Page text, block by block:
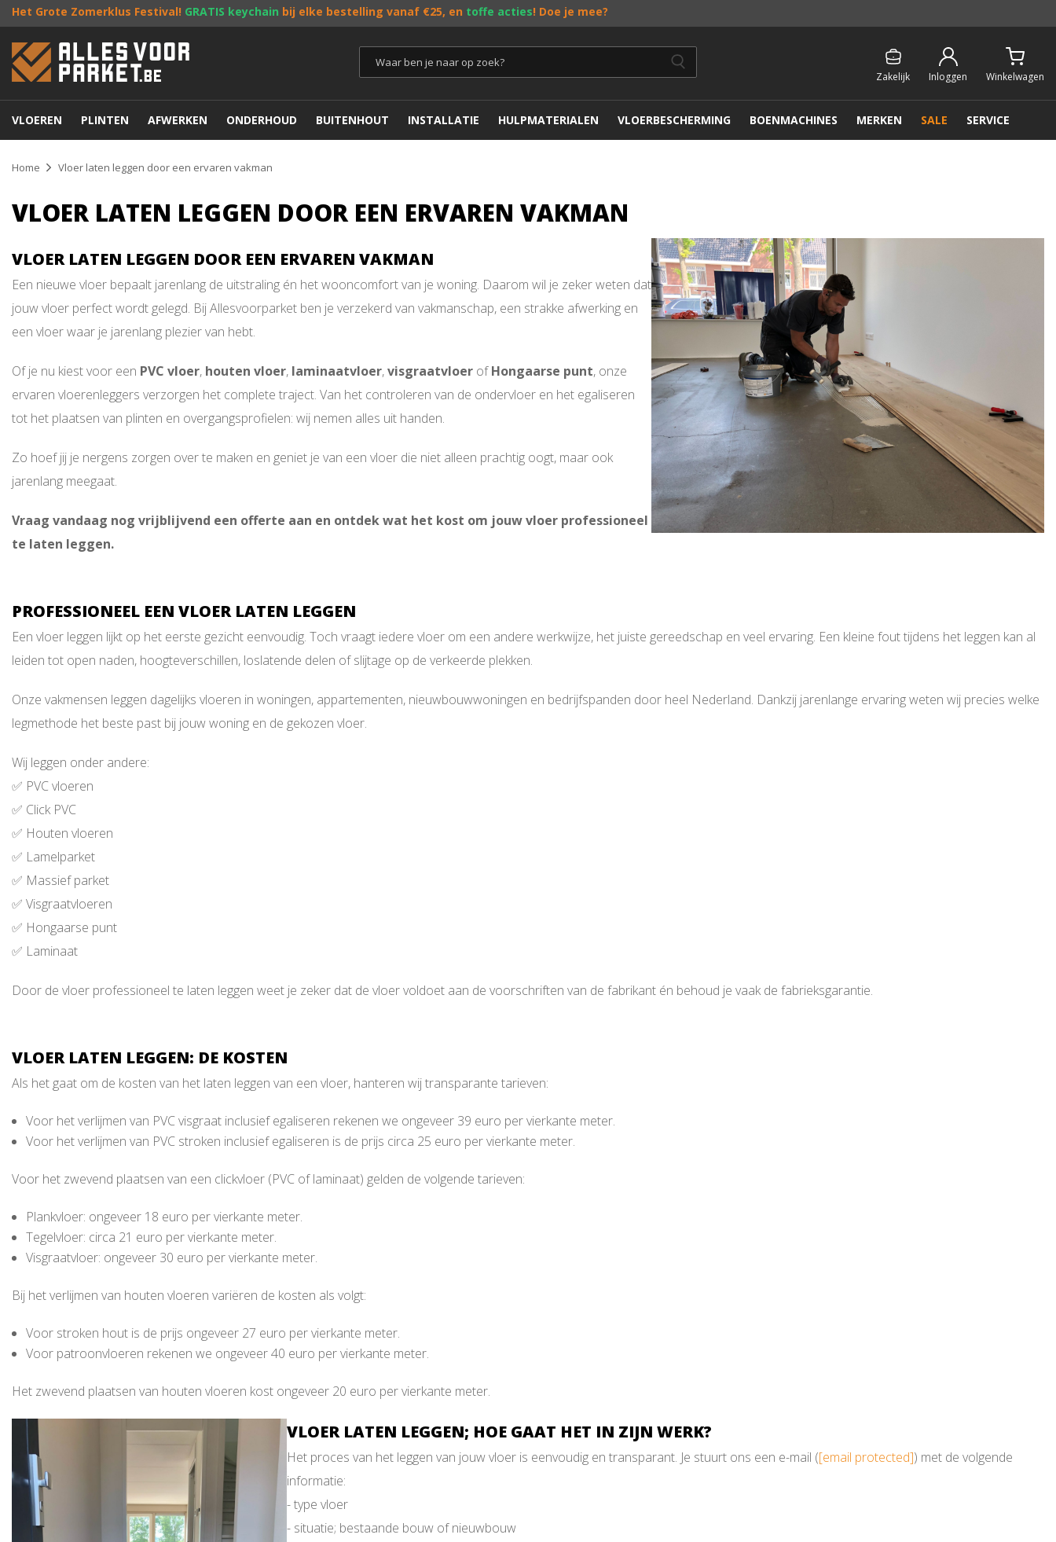
Het Grote Zomerklus Festival! GRATIS keychain bij elke bestelling vanaf €25, en toffe acties! Doe je mee?
Zakelijk Inloggen Winkelwagen
VLOEREN PLINTEN AFWERKEN ONDERHOUD BUITENHOUT INSTALLATIE HULPMATERIALEN VLOERBESCHERMING BOENMACHINES MERKEN SALE SERVICE
Home Vloer laten leggen door een ervaren vakman
VLOER LATEN LEGGEN DOOR EEN ERVAREN VAKMAN
VLOER LATEN LEGGEN DOOR EEN ERVAREN VAKMAN
Een nieuwe vloer bepaalt jarenlang de uitstraling én het wooncomfort van je woning. Daarom wil je zeker weten dat
jouw vloer perfect wordt gelegd. Bij Allesvoorparket ben je verzekerd van vakmanschap, een strakke afwerking en
een vloer waar je jarenlang plezier van hebt.
Of je nu kiest voor een PVC vloer, houten vloer, laminaatvloer,visgraatvloer ofHongaarse punt, onze
ervaren vloerenleggers verzorgen het complete traject. Van het controleren van de ondervloer en het egaliseren
tot het plaatsen van plinten en overgangsprofielen: wij nemen alles uit handen.
Zo hoef jij je nergens zorgen over te maken en geniet je van een vloer die niet alleen prachtig oogt, maar ook
jarenlang meegaat.
Vraag vandaag nog vrijblijvend een offerte aan en ontdek wat het kost om jouw vloer professioneel
te laten leggen.
PROFESSIONEEL EEN VLOER LATEN LEGGEN
Een vloer leggen lijkt op het eerste gezicht eenvoudig. Toch vraagt iedere vloer om een andere werkwijze, het juiste gereedschap en veel ervaring. Een kleine fout tijdens het leggen kan al
leiden tot open naden, hoogteverschillen, loslatende delen of slijtage op de verkeerde plekken.
Onze vakmensen leggen dagelijks vloeren in woningen, appartementen, nieuwbouwwoningen en bedrijfspanden door heel Nederland. Dankzij jarenlange ervaring weten wij precies welke
legmethode het beste past bij jouw woning en de gekozen vloer.
Wij leggen onder andere:
✅ PVC vloeren
✅ Click PVC
✅ Houten vloeren
✅ Lamelparket
✅ Massief parket
✅ Visgraatvloeren
✅ Hongaarse punt
✅ Laminaat
Door de vloer professioneel te laten leggen weet je zeker dat de vloer voldoet aan de voorschriften van de fabrikant én behoud je vaak de fabrieksgarantie.
VLOER LATEN LEGGEN: DE KOSTEN
Als het gaat om de kosten van het laten leggen van een vloer, hanteren wij transparante tarieven:
Voor het verlijmen van PVC visgraat inclusief egaliseren rekenen we ongeveer 39 euro per vierkante meter.
Voor het verlijmen van PVC stroken inclusief egaliseren is de prijs circa 25 euro per vierkante meter.
Voor het zwevend plaatsen van een clickvloer (PVC of laminaat) gelden de volgende tarieven:
Plankvloer: ongeveer 18 euro per vierkante meter.
Tegelvloer: circa 21 euro per vierkante meter.
Visgraatvloer: ongeveer 30 euro per vierkante meter.
Bij het verlijmen van houten vloeren variëren de kosten als volgt:
Voor stroken hout is de prijs ongeveer 27 euro per vierkante meter.
Voor patroonvloeren rekenen we ongeveer 40 euro per vierkante meter.
Het zwevend plaatsen van houten vloeren kost ongeveer 20 euro per vierkante meter.
VLOER LATEN LEGGEN; HOE GAAT HET IN ZIJN WERK?
Het proces van het leggen van jouw vloer is eenvoudig en transparant. Je stuurt ons een e-mail ([email protected]) met de volgende
informatie:
- type vloer
- situatie; bestaande bouw of nieuwbouw